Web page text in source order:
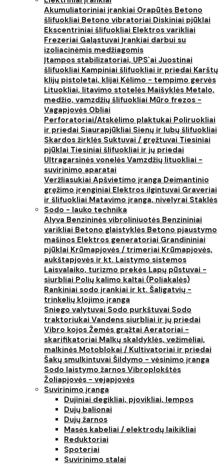
Akumuliatoriniai įrankiai Orapūtės Betono
šlifuokliai Betono vibratoriai Diskiniai pjūklai
Ekscentriniai šlifuokliai Elektros varikliai
Frezeriai Galąstuvai Įrankiai darbui su
izoliacinėmis medžiagomis
Įtampos stabilizatoriai, UPS`ai Juostinai
šlifuokliai Kampiniai šlifuokliai ir priedai Karštų
klijų pistoletai, klijai Kėlimo - tempimo gervės
Lituokliai, litavimo stotelės Maišyklės Metalo,
medžio, vamzdžių šlifuokliai Mūro frezos -
Vagapjovės Obliai
Perforatoriai/Atskėlimo plaktukai Poliruokliai
ir priedai Siaurapjūkliai Sienų ir lubų šlifuokliai
Skardos žirklės Suktuvai / gręžtuvai Tiesiniai
pjūklai Tiesiniai šlifuokliai ir jų priedai
Ultragarsinės vonelės Vamzdžių lituokliai -
suvirinimo aparatai
Veržliasukiai Apšvietimo įranga Deimantinio
gręžimo įrenginiai Elektros ilgintuvai Graveriai
ir šlifuokliai Matavimo įranga, nivelyrai Staklės
Sodo - lauko technika
Alyva Benzininės vibroliniuotės Benzininiai
varikliai Betono glaistyklės Betono pjaustymo
mašinos Elektros generatoriai Grandininiai
pjūklai Krūmapjovės / trimeriai Krūmapjovės,
aukštapjovės ir kt. Laistymo sistemos
Laisvalaiko, turizmo prekės Lapų pūstuvai -
siurbliai Polių kalimo kaltai (Poliakalės)
Rankiniai sodo įrankiai ir kt. Šaligatvių -
trinkelių klojimo įranga
Sniego valytuvai Sodo purkštuvai Sodo
traktoriukai Vandens siurbliai ir jų priedai
Vibro kojos Žemės grąžtai Aeratoriai -
skarifikatoriai Malkų skaldyklės, vežimėliai,
malkinės Motoblokai / Kultivatoriai ir priedai
Šakų smulkintuvai Šildymo - vėsinimo įranga
Sodo laistymo žarnos Vibroplokštės
Žoliapjovės - vejapjovės
Suvirinimo įranga
Dujiniai degikliai, pjovikliai, lempos
Dujų balionai
Dujų žarnos
Masės kabeliai / elektrodų laikikliai
Reduktoriai
Spoteriai
Suvirinimo stalai